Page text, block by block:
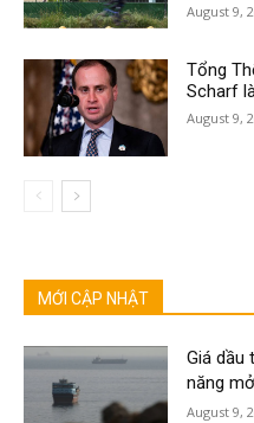
August 9,
Tổng
Scharf
August 9,
MỚI CẬP NHẬT
Giá dầu
năng
August 9,